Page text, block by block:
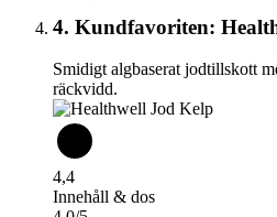
4. Kundfavoriten:
Smidigt algbaserat jodtillskott
räckvidd.
4,4
Innehåll & dos